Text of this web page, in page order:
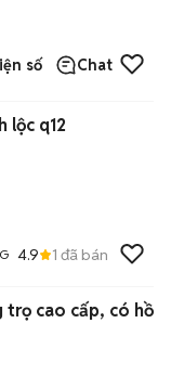
số Chat
lộc q12
4.9 1 đã bán
trọ cao cấp, có hồ